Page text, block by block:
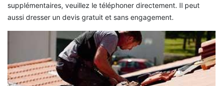
supplémentaires, veuillez le téléphoner directement. Il peut
aussi dresser un devis gratuit et sans engagement.